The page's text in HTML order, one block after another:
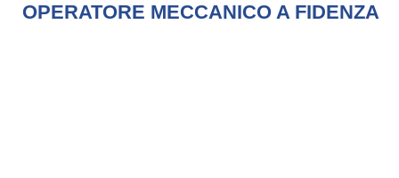
OPERATORE MECCANICO A FIDENZA